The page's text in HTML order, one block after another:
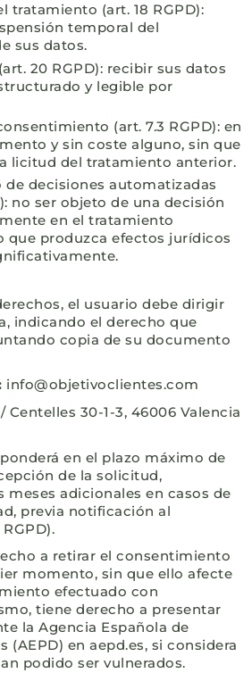
tratamiento (art. 18 RGPD):
temporal del
sus datos.
20 RGPD): recibir sus datos
y legible por
(art. 7.3 RGPD): en
y sin coste alguno, sin que
licitud del tratamiento anterior.
de decisiones automatizadas
no ser objeto de una decisión
en el tratamiento
que produzca efectos jurídicos
el usuario debe dirigir
indicando el derecho que
copia de su documento
info@objetivoclientes.com
Centelles 30-1-3, 46006 Valencia
en el plazo máximo de
de la solicitud,
meses adicionales en casos de
previa notificación al
a retirar el consentimiento
momento, sin que ello afecte
efectuado con
tiene derecho a presentar
la Agencia Española de
(AEPD) en aepd.es, si considera
podido ser vulnerados.